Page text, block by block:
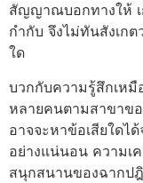
สัญญาณบอกทางให้ เ
กำกับ จึงไม่ทันสังเกต
ใด
บวกกับความรู้สึกเห
หลายคนตามสาขาขอ
อาจจะหาข้อเสียใดไ
อย่างแน่นอน ความเ
สนุกสนานของฉากป